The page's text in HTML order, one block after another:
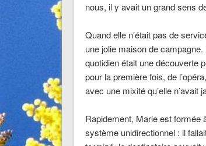
nous, il y avait un grand sens
Quand elle n’était pas de
une jolie maison de campagne.
quotidien était une découverte
pour la première fois, de
avec une mixité qu’elle n’avait
Rapidement, Marie est formée
système unidirectionnel : il